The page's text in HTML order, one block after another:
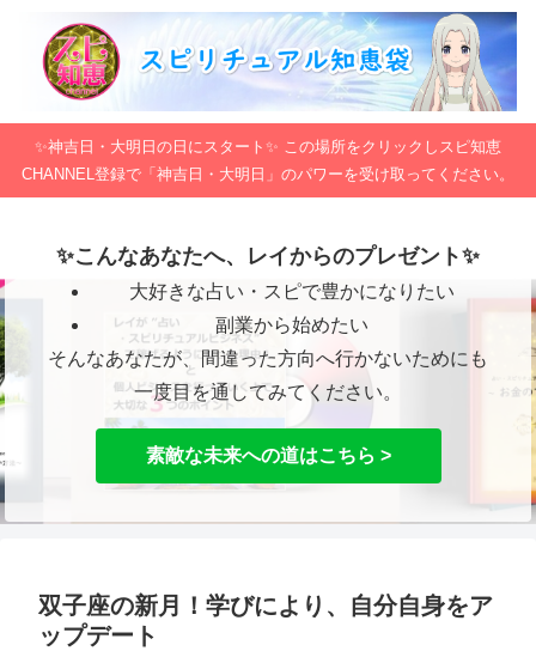
✨神吉日・大明日の日にスタート✨ この場所をクリックしスピ知恵
CHANNEL登録で「神吉日・大明日」のパワーを受け取ってください。
✨こんなあなたへ、レイからのプレゼント✨
大好きな占い・スピで豊かになりたい
副業から始めたい
そんなあなたが、間違った方向へ行かないためにも
一度目を通してみてください。
素敵な未来への道はこちら >
双子座の新月！学びにより、自分自身をア
ップデート